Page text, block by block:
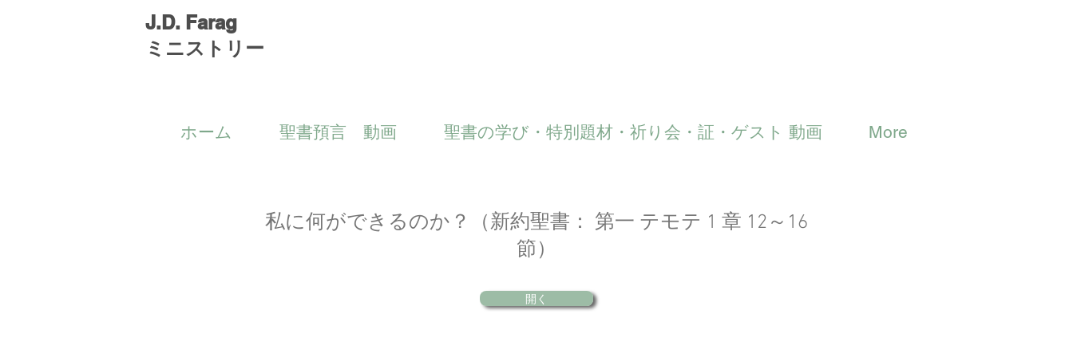
J.D. Farag
ミニストリー
ホーム 聖書預言 動画 聖書の学び・特別題材・祈り会・証・ゲスト 動画 More
私に何ができるのか？（新約聖書： 第一 テモテ 1 章 12～16
節）
開く